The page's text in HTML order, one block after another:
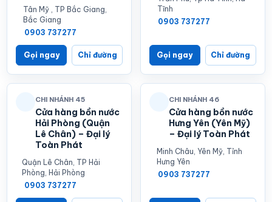
Tân Mỹ , TP Bắc Giang,
Bắc Giang
0903 737277
Gọi ngay Chỉ đường
Tĩnh
0903 737277
Gọi ngay Chỉ đường
CHI NHÁNH 45
Cửa hàng bồn nước
Hải Phòng (Quận
Lê Chân) – Đại lý
Toàn Phát
Quận Lê Chân, TP Hải
Phòng, Hải Phòng
0903 737277
CHI NHÁNH 46
Cửa hàng bồn nước
Hưng Yên (Yên Mỹ)
– Đại lý Toàn Phát
Minh Châu, Yên Mỹ, Tỉnh
Hưng Yên
0903 737277